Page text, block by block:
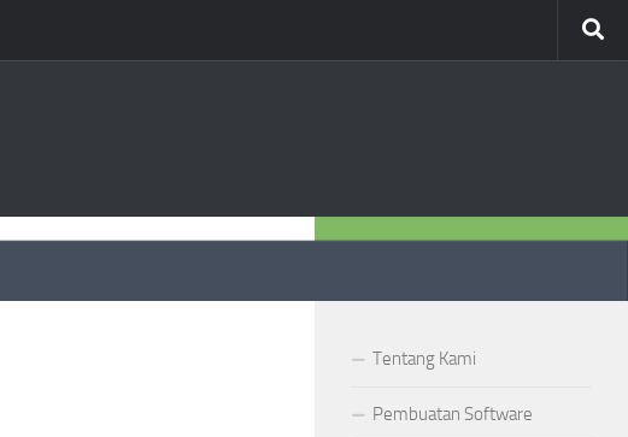
Tentang Kami
Pembuatan Software